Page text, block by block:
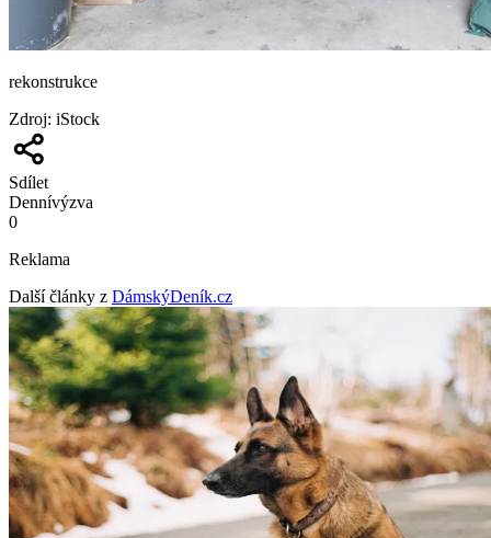
rekonstrukce
Zdroj: iStock
Sdílet
Dennívýzva
0
Reklama
Další články z DámskýDeník.cz